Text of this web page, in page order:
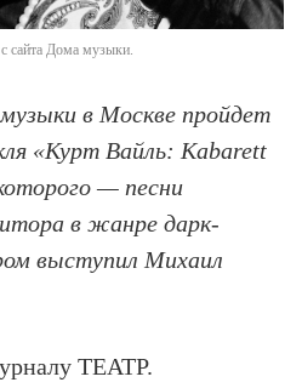
сайта Дома музыки.
в Москве пройдет
«Курт Вайль: Kabarett
— песни
в жанре дарк-
выступил Михаил
ТЕАТР.